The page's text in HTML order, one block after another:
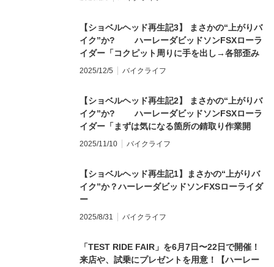
【ショベルヘッド再生記3】 まさかの“上がりバ
イク”か? ハーレーダビッドソンFSXローラ
イダー「コクピット周りに手を出し→各部歪み
に苦戦」
2025/12/5 バイクライフ
【ショベルヘッド再生記2】 まさかの“上がりバ
イク”か? ハーレーダビッドソンFSXローラ
イダー「まずは気になる箇所の錆取り作業開
始！」
2025/11/10 バイクライフ
【ショベルヘッド再生記1】まさかの“上がりバ
イク”か？ハーレーダビッドソンFXSローライダ
ー
2025/8/31 バイクライフ
「TEST RIDE FAIR」を6月7日〜22日で開催！
来店や、試乗にプレゼントを用意！【ハーレー